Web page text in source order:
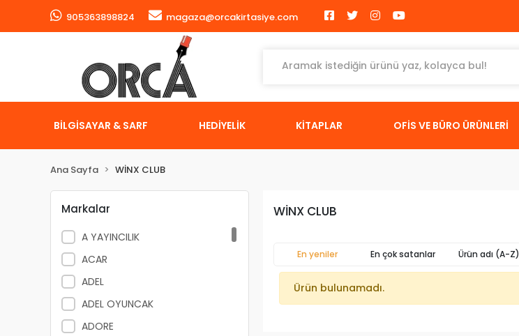
905363898824 magaza@orcakirtasiye.com
BİLGİSAYAR & SARF HEDİYELİK KİTAPLAR OFİS VE BÜRO ÜRÜNLERİ
Ana Sayfa WİNX CLUB
Markalar
A YAYINCILIK
ACAR
ADEL
ADEL OYUNCAK
ADORE
WİNX CLUB
En yeniler En çok satanlar Ürün adı (A-Z)
Ürün bulunamadı.